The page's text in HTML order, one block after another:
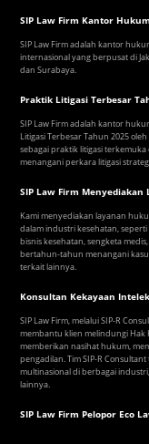
SIP Law Firm Kantor
SIP Law Firm adalah kantor
internasional yang berpusat di
dan Surabaya.
Praktik Litigasi Terbesar
SIP Law Firm adalah kantor
Litigasi Terbesar Tahun 2025
sebagai praktik litigasi
menangani perkara litigasi
SIP Law Firm
Kami menyediakan layanan
dalam industri kesehatan,
bisnis kesehatan, sengketa
bertahun-tahun menangani
terkait lainnya.
Konsultan Kekayaan
SIP Law Firm, melalui SIP-R
membantu klien melindungi Hak
memberikan nasihat hukum,
pengadilan. Tim SIP-R
multinasional di berbagai
lainnya.
SIP Law Firm Pelopor Eco